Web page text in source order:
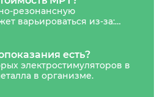
из родителей или
ребенка).
резонансную
варьироваться из-за:
наличия акций и
обследования обычно
письменное
и запись
есть?
электростимуляторов в
в организме.